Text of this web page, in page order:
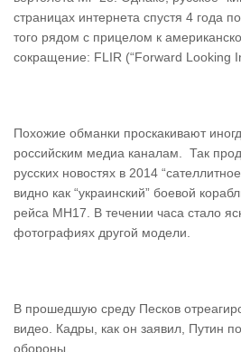
страницах интернета спустя 4 года
того рядом с прицелом к
сокращение: FLIR (“Forward Looking
Похожие обманки проскакивают
российским медиа каналам. Так
русских новостях в 2014
видно как “украинский” боевой
рейса MH17. В течении часа стало
фотографиях другой модели.
В прошедшую среду Песков
видео. Кадры, как он заявил, Путин
обороны.